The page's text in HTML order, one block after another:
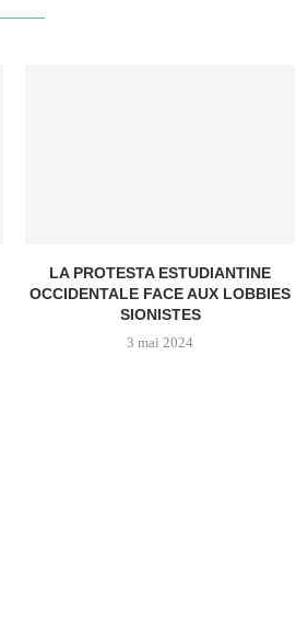
LA PROTESTA ESTUDIANTINE
OCCIDENTALE FACE AUX LOBBIES
SIONISTES
3 mai 2024